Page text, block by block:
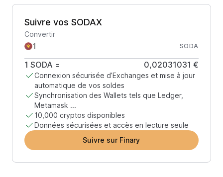
Suivre vos SODAX
Convertir
SODA
1 SODA = 0,02031031 €
Connexion sécurisée d’Exchanges et mise à jour
automatique de vos soldes
Synchronisation des Wallets tels que Ledger,
Metamask ...
10,000 cryptos disponibles
Données sécurisées et accès en lecture seule
Suivre sur Finary